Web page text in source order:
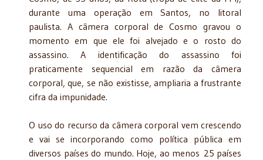
durante uma operação em Santos, no litoral
paulista. A câmera corporal de Cosmo gravou o
momento em que ele foi alvejado e o rosto do
assassino. A identificação do assassino foi
praticamente sequencial em razão da câmera
corporal, que, se não existisse, ampliaria a frustrante
cifra da impunidade.
O uso do recurso da câmera corporal vem crescendo
e vai se incorporando como política pública em
diversos países do mundo. Hoje, ao menos 25 países